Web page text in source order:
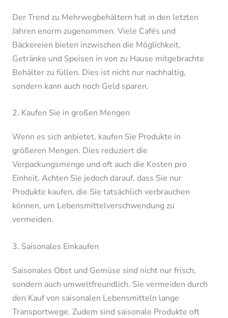
Der Trend zu Mehrwegbehältern hat in den letzten
Jahren enorm zugenommen. Viele Cafés und
Bäckereien bieten inzwischen die Möglichkeit,
Getränke und Speisen in von zu Hause mitgebrachte
Behälter zu füllen. Dies ist nicht nur nachhaltig,
sondern kann auch noch Geld sparen.
2. Kaufen Sie in großen Mengen
Wenn es sich anbietet, kaufen Sie Produkte in
größeren Mengen. Dies reduziert die
Verpackungsmenge und oft auch die Kosten pro
Einheit. Achten Sie jedoch darauf, dass Sie nur
Produkte kaufen, die Sie tatsächlich verbrauchen
können, um Lebensmittelverschwendung zu
vermeiden.
3. Saisonales Einkaufen
Saisonales Obst und Gemüse sind nicht nur frisch,
sondern auch umweltfreundlich. Sie vermeiden durch
den Kauf von saisonalen Lebensmitteln lange
Transportwege. Zudem sind saisonale Produkte oft